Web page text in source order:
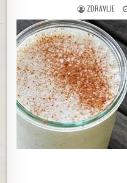
AUTHOR:
ZDRAVLJE